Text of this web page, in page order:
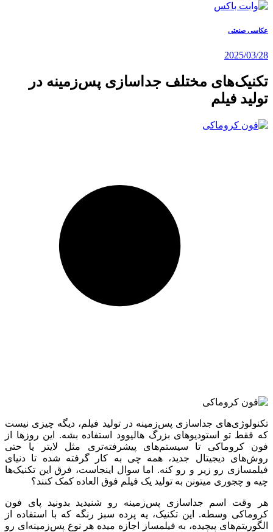
عکاسی صنعتی
2025/03/28
تکنیک‌های مختلف جداسازی پس‌زمینه در
تولید فیلم
تکنولوژی‌های جداسازی پس‌زمینه در تولید فیلم، دیگه چیزی نیست
که فقط تو استودیوهای بزرگ هالیوود استفاده بشه. این روزها از
فون کروماکی تا سیستم‌های پیشرفته‌تری مثل لایتر یا حتی
روش‌های دیجیتال جدید، همه ‌چی به کار گرفته شده تا دنیای
فیلمسازی رو زیر و رو کنه. اما سوال اینجاست، فرق این تکنیک‌ها
چیه و چجوری میتونن به تولید یک فیلم فوق العاده کمک کنند؟
هر وقت اسم جداسازی پس‌زمینه رو شنیدید بدونید پای فون
کروماکی وسطه. این تکنیک، یه پرده سبز رنگه که با استفاده از
الگوریتم‌های پیچیده، به فیلمساز اجازه میده هر نوع پس‌زمینه‌ای رو